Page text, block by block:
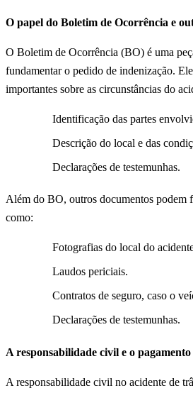
O papel do Boletim de Ocorrência e
O Boletim de Ocorrência (BO) é uma
fundamentar o pedido de indenização.
importantes sobre as circunstâncias do
Identificação das partes
Descrição do local e das
Declarações de testemunhas.
Além do BO, outros documentos podem
como:
Fotografias do local do
Laudos periciais.
Contratos de seguro, caso o
Declarações de testemunhas.
A responsabilidade civil e o
A responsabilidade civil no acidente de